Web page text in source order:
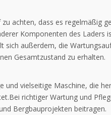
zu achten, dass es regelmäßig
Komponenten des Laders
außerdem, die
Gesamtzustand zu erhalten.
und vielseitige Maschine, die
richtiger Wartung und
Bergbauprojekten beitragen.